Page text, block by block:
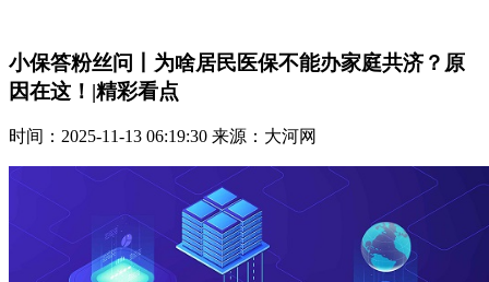
小保答粉丝问丨为啥居民医保不能办家庭共济？原
因在这！|精彩看点
时间：2025-11-13 06:19:30 来源：大河网